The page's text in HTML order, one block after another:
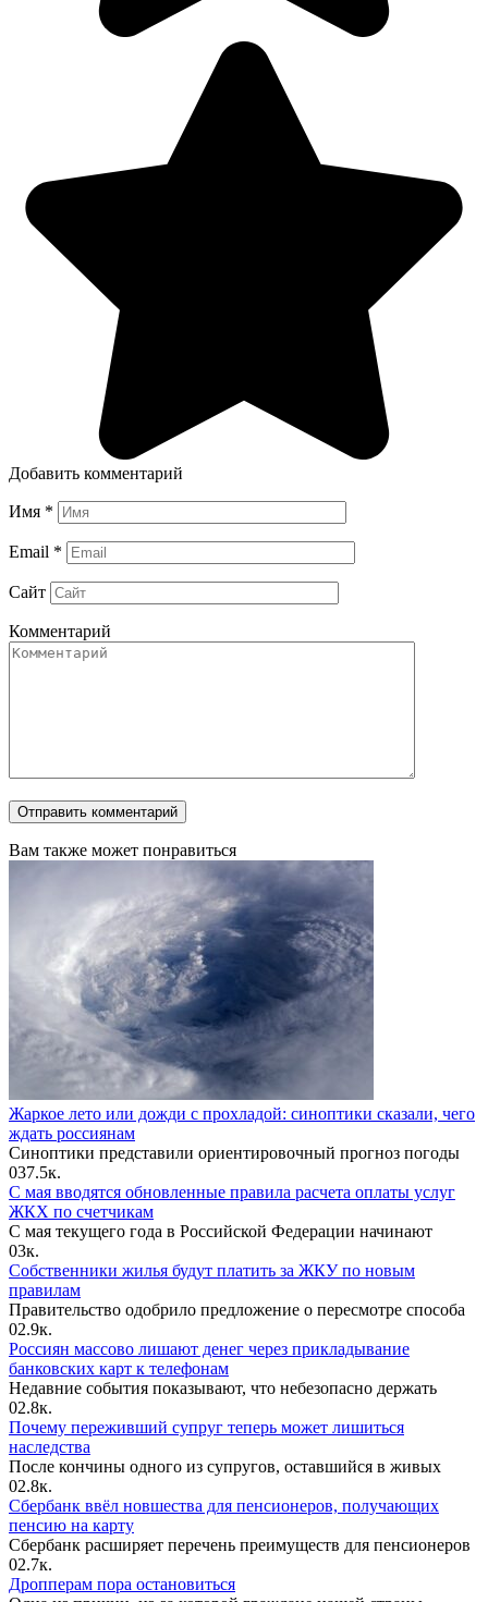
Добавить комментарий
Имя *
Email *
Сайт
Комментарий
Вам также может понравиться
Жаркое лето или дожди с прохладой: синоптики сказали, чего
ждать россиянам
Синоптики представили ориентировочный прогноз погоды
037.5к.
С мая вводятся обновленные правила расчета оплаты услуг
ЖКХ по счетчикам
С мая текущего года в Российской Федерации начинают
03к.
Собственники жилья будут платить за ЖКУ по новым
правилам
Правительство одобрило предложение о пересмотре способа
02.9к.
Россиян массово лишают денег через прикладывание
банковских карт к телефонам
Недавние события показывают, что небезопасно держать
02.8к.
Почему переживший супруг теперь может лишиться
наследства
После кончины одного из супругов, оставшийся в живых
02.8к.
Сбербанк ввёл новшества для пенсионеров, получающих
пенсию на карту
Сбербанк расширяет перечень преимуществ для пенсионеров
02.7к.
Дропперам пора остановиться